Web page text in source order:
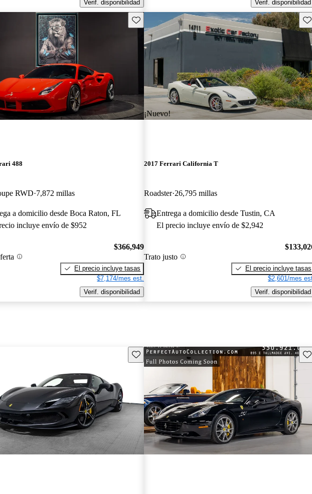
Verif. disponibilidad
Verif. disponibilidad
Guarda este Aviso
488
RWD 7,872 millas
a domicilio desde Boca Raton, FL
incluye envío de $952
$366,949
El precio incluye tasas
$7,174/mes est.
Verif. disponibilidad
¡Nuevo!
2017 Ferrari California T
Roadster 26,795 millas
Entrega a domicilio desde Tustin, CA
El precio incluye envío de $2,942
Trato justo
El precio incluye tasas
$2,601/mes
Verif. disponibilidad
Guarda este Aviso